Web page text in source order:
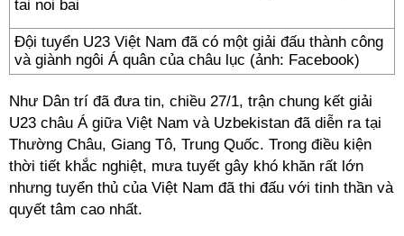
Đội tuyển U23 Việt Nam đã có một giải đấu thành công
và giành ngôi Á quân của châu lục (ảnh: Facebook)
Như Dân trí đã đưa tin, chiều 27/1, trận chung kết giải
U23 châu Á giữa Việt Nam và Uzbekistan đã diễn ra tại
Thường Châu, Giang Tô, Trung Quốc. Trong điều kiện
thời tiết khắc nghiệt, mưa tuyết gây khó khăn rất lớn
nhưng tuyển thủ của Việt Nam đã thi đấu với tinh thần và
quyết tâm cao nhất.